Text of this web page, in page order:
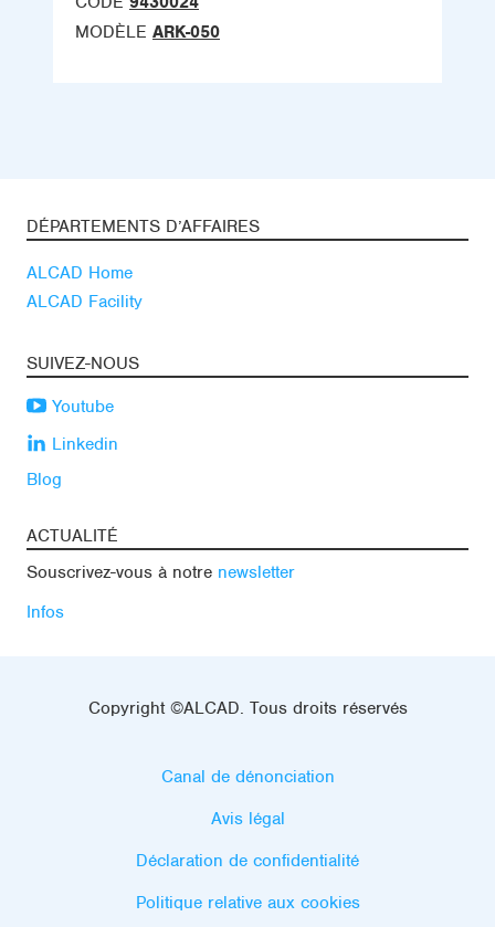
MODÈLE ARK-050
DÉPARTEMENTS D’AFFAIRES
ALCAD Home
ALCAD Facility
SUIVEZ-NOUS
Youtube
Linkedin
Blog
ACTUALITÉ
Souscrivez-vous à notre newsletter
Infos
Copyright ©ALCAD. Tous droits réservés
Canal de dénonciation
Avis légal
Déclaration de confidentialité
Politique relative aux cookies